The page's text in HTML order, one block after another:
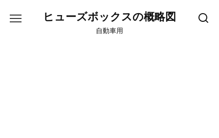
ヒューズボックスの概略図
自動車用